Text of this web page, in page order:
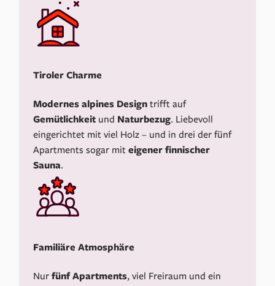
Tiroler Charme
Modernesalpines Designtrifft auf
Gemütlichkeit und Naturbezug. Liebevoll
eingerichtet mit viel Holz – und in drei der fünf
Apartments sogar miteigener finnischer
Sauna.
Familiäre Atmosphäre
Nurfünf Apartments, viel Freiraum und ein